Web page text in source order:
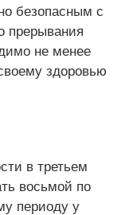
безопасным с
прерывания
не менее
здоровью
в третьем
восьмой по
периоду у